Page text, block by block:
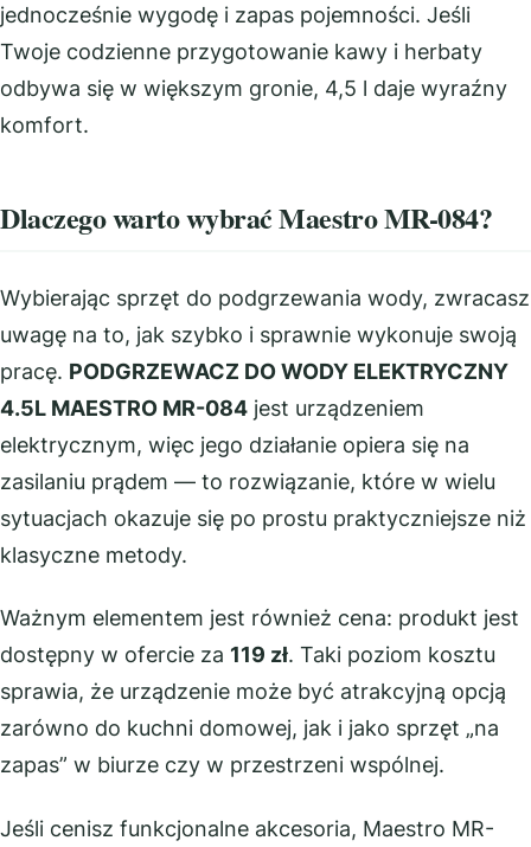
jednocześnie wygodę i zapas pojemności. Jeśli
Twoje codzienne przygotowanie kawy i herbaty
odbywa się w większym gronie, 4,5 l daje wyraźny
komfort.
Dlaczego warto wybrać Maestro MR-084?
Wybierając sprzęt do podgrzewania wody, zwracasz
uwagę na to, jak szybko i sprawnie wykonuje swoją
pracę. PODGRZEWACZ DO WODY ELEKTRYCZNY
4.5L MAESTRO MR-084 jest urządzeniem
elektrycznym, więc jego działanie opiera się na
zasilaniu prądem — to rozwiązanie, które w wielu
sytuacjach okazuje się po prostu praktyczniejsze niż
klasyczne metody.
Ważnym elementem jest również cena: produkt jest
dostępny w ofercie za 119 zł. Taki poziom kosztu
sprawia, że urządzenie może być atrakcyjną opcją
zarówno do kuchni domowej, jak i jako sprzęt „na
zapas” w biurze czy w przestrzeni wspólnej.
Jeśli cenisz funkcjonalne akcesoria, Maestro MR-